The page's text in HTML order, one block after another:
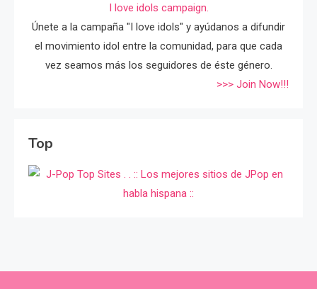
I love idols campaign.
Únete a la campaña "I love idols" y ayúdanos a difundir
el movimiento idol entre la comunidad, para que cada
vez seamos más los seguidores de éste género.
>>> Join Now!!!
Top